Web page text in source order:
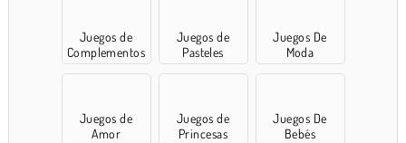
Juegos de
Complementos
Juegos de
Pasteles
Juegos De
Moda
Juegos de
Amor
Juegos de
Princesas
Juegos De
Bebés